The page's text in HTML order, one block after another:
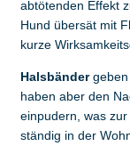
abtötenden Effekt
Hund übersät mit
kurze
Halsbändergeben
haben aber den
einpudern, was
ständig in der